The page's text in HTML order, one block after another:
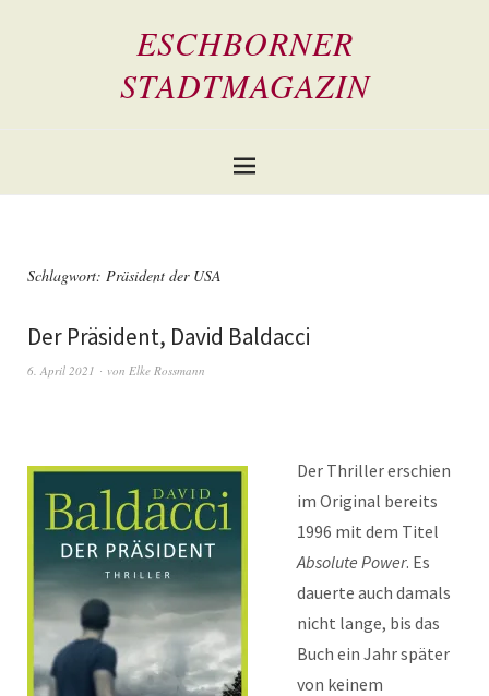
ESCHBORNER
STADTMAGAZIN
Schlagwort: Präsident der USA
Der Präsident, David Baldacci
6. April 2021 von Elke Rossmann
Der Thriller erschien
im Original bereits
1996 mit dem Titel
Absolute Power. Es
dauerte auch damals
nicht lange, bis das
Buch ein Jahr später
von keinem